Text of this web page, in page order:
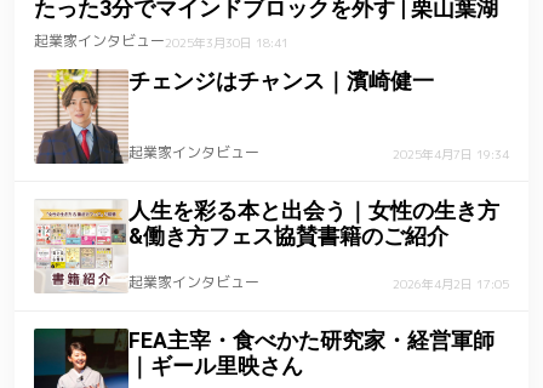
たった3分でマインドブロックを外す | 栗山葉湖
起業家インタビュー2025年3月30日 18:41
チェンジはチャンス｜濱崎健一
起業家インタビュー 2025年4月7日 19:34
人生を彩る本と出会う｜女性の生き方
&働き方フェス協賛書籍のご紹介
起業家インタビュー 2026年4月2日 17:05
FEA主宰・食べかた研究家・経営軍師
｜ギール里映さん